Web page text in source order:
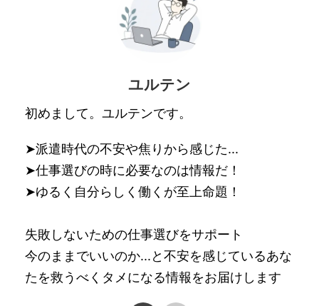
ユルテン
初めまして。ユルテンです。
➤派遣時代の不安や焦りから感じた...
➤仕事選びの時に必要なのは情報だ！
➤ゆるく自分らしく働くが至上命題！
失敗しないための仕事選びをサポート
今のままでいいのか...と不安を感じているあな
たを救うべくタメになる情報をお届けします